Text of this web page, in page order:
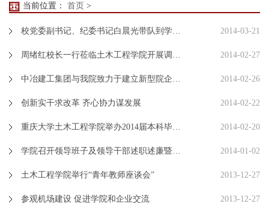
当前位置： 首页 >
校党委副书记、纪委书记白晨光带队到学院进行调研 2014-03-21
周绪红校长一行莅临土木工程学院开展调研工作 2014-02-27
中冶建工集团与我院致力于建立新型院企合作关系 2014-02-26
创新实干求改革 齐心协力谋发展 2014-02-22
重庆大学土木工程学院举办2014届本科毕业设计工作师生见面会(图文) 2014-02-20
学院召开领导班子及领导干部述职述廉暨民主测评会 2014-01-02
土木工程学院举行“青年教师座谈会” 2013-12-27
参观机场建设 促进学院和企业交流 2013-12-27